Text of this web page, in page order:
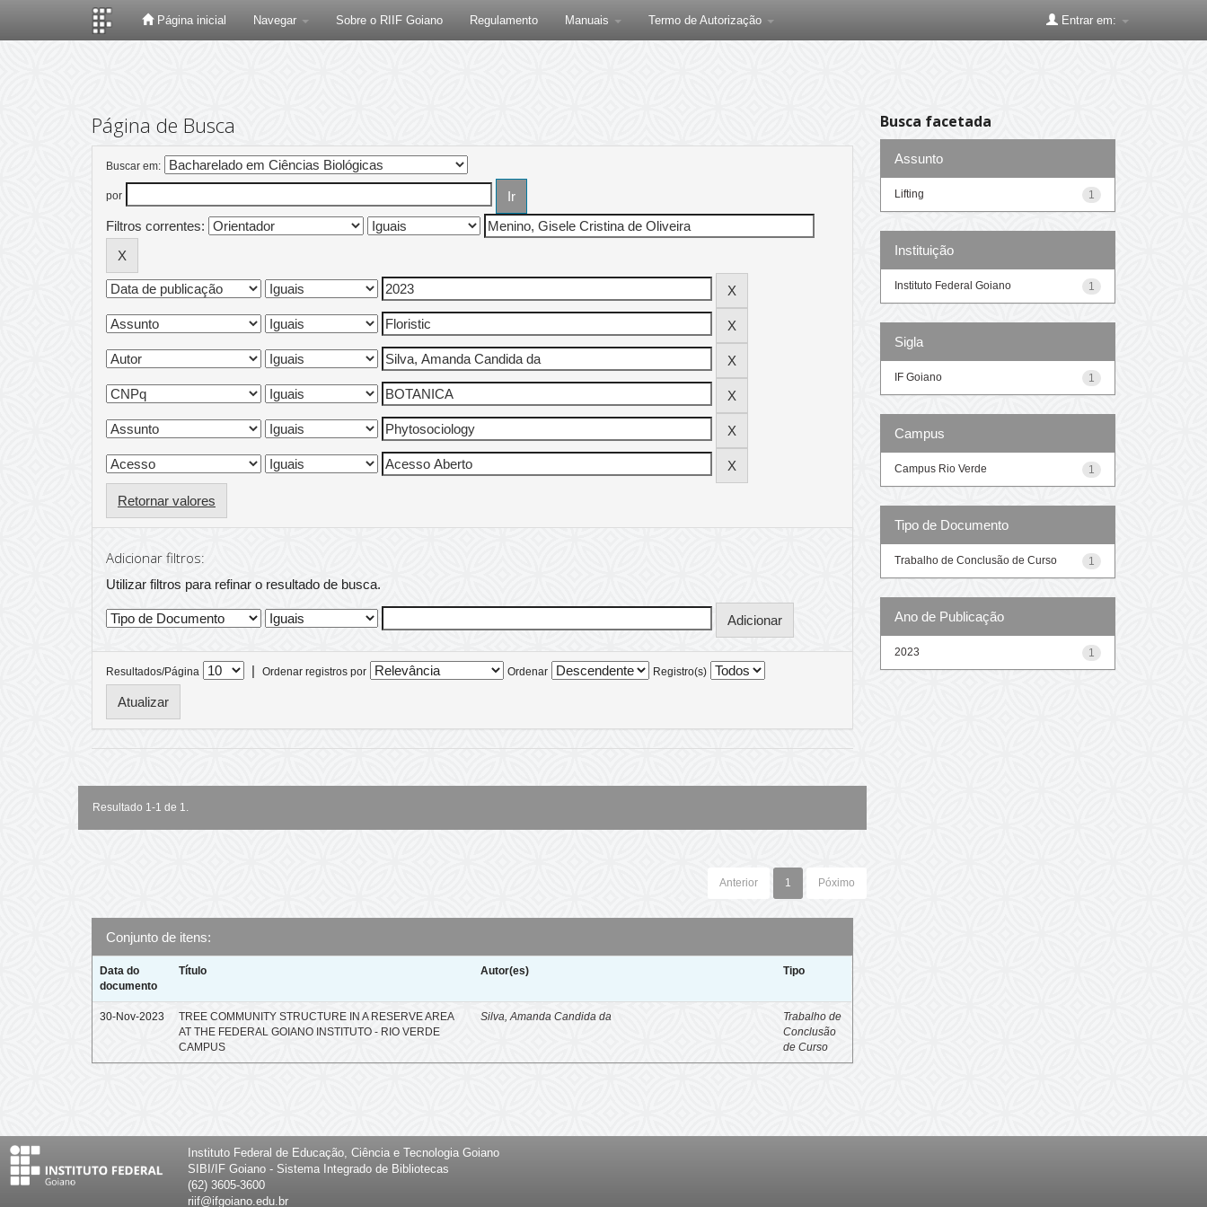
Página inicial Navegar Sobre o RIIF Goiano Regulamento Manuais Termo de Autorização Entrar em:
Página de Busca
Buscar em:
por
Filtros correntes:
Retornar valores
Adicionar filtros:
Utilizar filtros para refinar o resultado de busca.
Resultados/Página | Ordenar registros por Ordenar Registro(s)
Resultado 1-1 de 1.
Anterior 1 Póximo
Conjunto de itens:
Data do
documento
Título Autor(es) Tipo
30-Nov-2023
TREE COMMUNITY STRUCTURE IN A RESERVE AREA
AT THE FEDERAL GOIANO INSTITUTO - RIO VERDE
CAMPUS
Silva, Amanda Candida da
Trabalho de
Conclusão
de Curso
Busca facetada
Assunto
1
Lifting
Instituição
1
Instituto Federal Goiano
Sigla
1
IF Goiano
Campus
1
Campus Rio Verde
Tipo de Documento
1
Trabalho de Conclusão de Curso
Ano de Publicação
1
2023
Instituto Federal de Educação, Ciência e Tecnologia Goiano
SIBI/IF Goiano - Sistema Integrado de Bibliotecas
(62) 3605-3600
riif@ifgoiano.edu.br